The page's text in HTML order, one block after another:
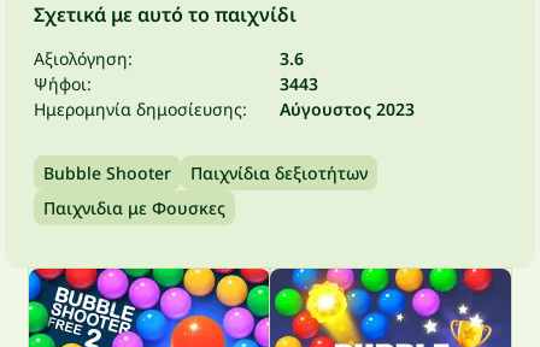
Σχετικά με αυτό το παιχνίδι
Αξιολόγηση:
3.6
Ψήφοι:
3443
Ημερομηνία δημοσίευσης:
Αύγουστος 2023
Bubble Shooter
Παιχνίδια δεξιοτήτων
Παιχνιδια με Φουσκες